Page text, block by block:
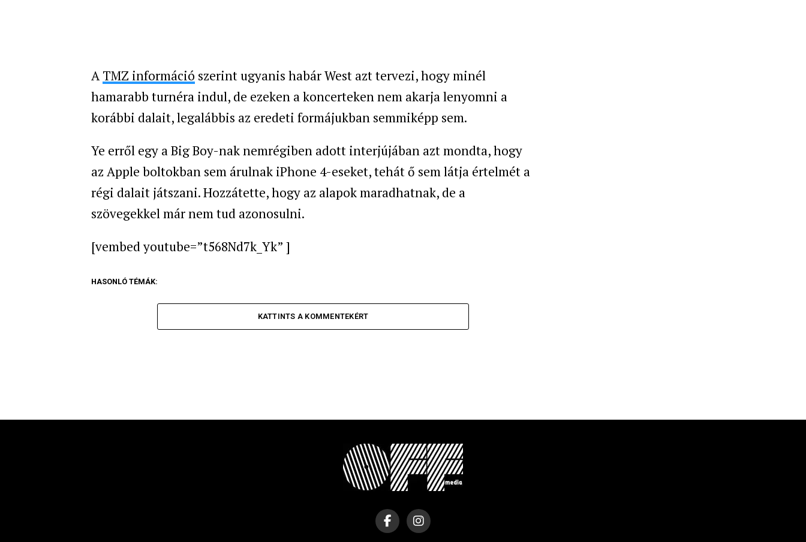
ATMZ információ szerint ugyanis habár West azt tervezi, hogy minél
hamarabb turnéra indul, de ezeken a koncerteken nem akarja lenyomni a
korábbi dalait, legalábbis az eredeti formájukban semmiképp sem.
Ye erről egy aBig Boy-nak nemrégiben adott interjújában azt mondta, hogy
az Apple boltokban sem árulnak iPhone 4-eseket, tehát ő sem látja értelmét a
régi dalait játszani. Hozzátette, hogy az alapok maradhatnak, de a
szövegekkel már nem tud azonosulni.
[vembed youtube=”t568Nd7k_Yk” ]
HASONLÓ TÉMÁK:
KATTINTS A KOMMENTEKÉRT